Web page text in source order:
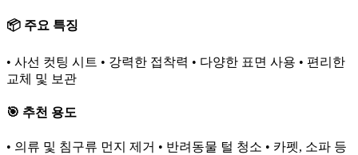
📦 주요 특징
• 사선 컷팅 시트 • 강력한 접착력 • 다양한 표면 사용 • 편리한
교체 및 보관
🎯 추천 용도
• 의류 및 침구류 먼지 제거 • 반려동물 털 청소 • 카펫, 소파 등